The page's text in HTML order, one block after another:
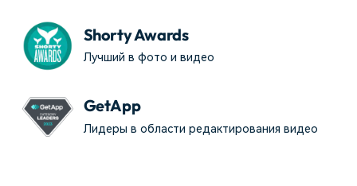
Shorty Awards
Лучший в фото и видео
GetApp
Лидеры в области редактирования видео